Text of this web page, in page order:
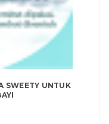
SWEETY UNTUK